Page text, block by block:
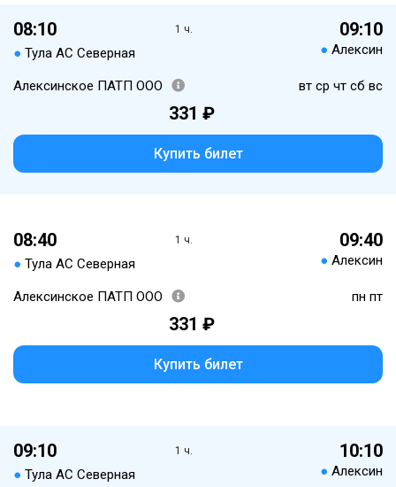
08:10
● Тула АС Северная
1 ч. 09:10
● Алексин
Алексинское ПАТП ООО вт ср чт сб вс
331 ₽
Купить билет
08:40
● Тула АС Северная
1 ч. 09:40
● Алексин
Алексинское ПАТП ООО пн пт
331 ₽
Купить билет
09:10
● Тула АС Северная
1 ч. 10:10
● Алексин